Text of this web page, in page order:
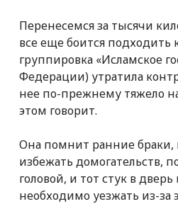
Перенесемся за тысячи
все еще боится подходить
группировка «Исламское
Федерации) утратила
нее по-прежнему тяжело
этом говорит.
Она помнит ранние
избежать домогательств,
головой, и тот стук в
необходимо уезжать из-за